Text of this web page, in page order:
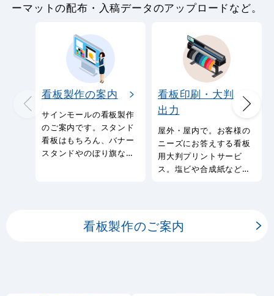
ーマットの配布・入稿データのアップロードなど。
看板製作の案内
サインモールの看板製作
のご案内です。スタンド
看板はもちろん、バナー
スタンドやのぼり旗など
看板印刷・大判
出力
屋外・屋内で。お客様の
ニーズにお答えする看板
用大判プリントサービ
ス。塩ビや合成紙など看
看板製作のご案内